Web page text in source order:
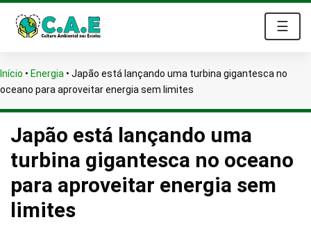
☰
Início • Energia • Japão está lançando uma turbina gigantesca no
oceano para aproveitar energia sem limites
Japão está lançando uma
turbina gigantesca no oceano
para aproveitar energia sem
limites